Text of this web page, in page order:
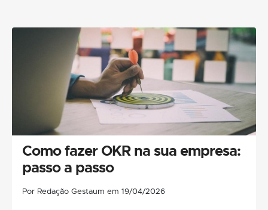
Como fazer OKR na sua empresa:
passo a passo
Por Redação Gestaum em 19/04/2026